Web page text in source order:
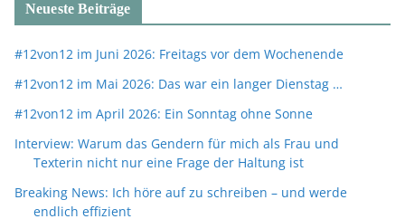
Neueste Beiträge
#12von12 im Juni 2026: Freitags vor dem Wochenende
#12von12 im Mai 2026: Das war ein langer Dienstag …
#12von12 im April 2026: Ein Sonntag ohne Sonne
Interview: Warum das Gendern für mich als Frau und
Texterin nicht nur eine Frage der Haltung ist
Breaking News: Ich höre auf zu schreiben – und werde
endlich effizient